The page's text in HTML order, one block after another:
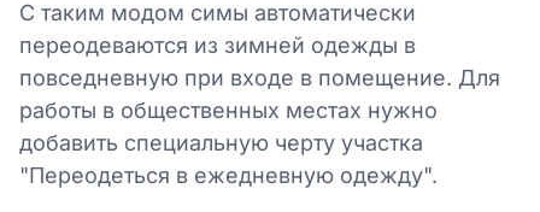
С таким модом симы автоматически
переодеваются из зимней одежды в
повседневную при входе в помещение. Для
работы в общественных местах нужно
добавить специальную черту участка
"Переодеться в ежедневную одежду".